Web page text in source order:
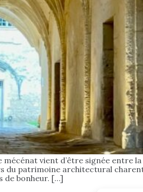
vient d’être signée entre
du patrimoine architectural
de bonheur. […]